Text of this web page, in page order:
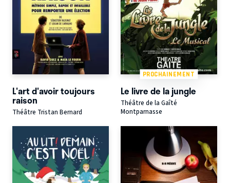
L'art d'avoir toujours
raison
Théâtre Tristan Bernard
PROCHAINEMENT
Le livre de la jungle
Théâtre de la Gaîté
Montparnasse